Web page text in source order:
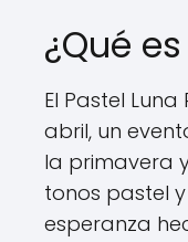
¿Qué
El Pastel
abril, un
la primavera
tonos pastel
esperanza